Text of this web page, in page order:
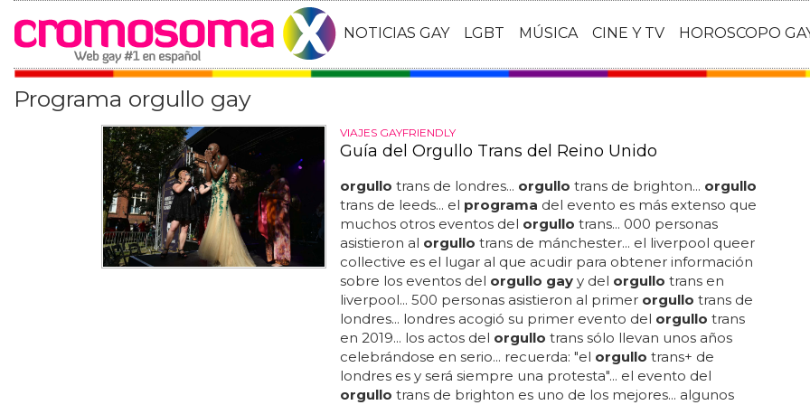
NOTICIAS GAY LGBT MÚSICA CINE Y TV HOROSCOPO
Programa orgullo gay
VIAJES GAYFRIENDLY
Guía del Orgullo Trans del Reino Unido
orgullo trans de londres... orgullo trans de brighton... orgullo
trans de leeds... el programa del evento es más extenso que
muchos otros eventos del orgullo trans... 000 personas
asistieron al orgullo trans de mánchester... el liverpool queer
collective es el lugar al que acudir para obtener información
sobre los eventos del orgullo gayy del orgullo trans en
liverpool... 500 personas asistieron al primer orgullo trans de
londres... londres acogió su primer evento del orgullo trans
en 2019... los actos del orgullo trans sólo llevan unos años
celebrándose en serio... recuerda: "el orgullo trans+ de
londres es y será siempre una protesta"... el evento del
orgullo trans de brighton es uno de los mejores... algunos